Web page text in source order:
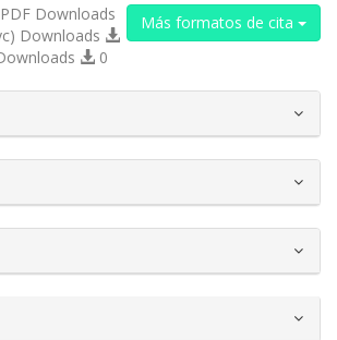
Más formatos de cita
Downloads
Downloads
0